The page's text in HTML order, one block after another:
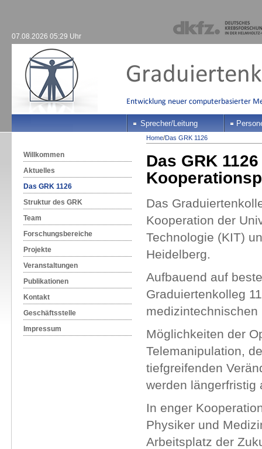
07.08.2026 05:29 Uhr
Sprecher/Leitung
Willkommen
Aktuelles
Das GRK 1126
Struktur des GRK
Team
Forschungsbereiche
Projekte
Veranstaltungen
Publikationen
Kontakt
Geschäftsstelle
Impressum
Home/Das GRK 1126
Das GRK
Das
Kooperation der
Technologie (KIT)
Heidelberg.
Aufbauend auf
Graduiertenkolleg
Möglichkeiten der
Telemanipulation,
tiefgreifenden
werden längerfristig
In enger
Physiker und
Arbeitsplatz der